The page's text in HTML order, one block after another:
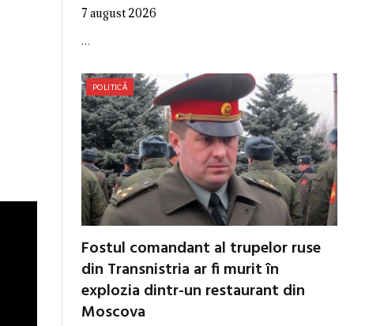
7 august 2026
…
POLITICĂ
Fostul comandant al trupelor ruse
din Transnistria ar fi murit în
explozia dintr-un restaurant din
Moscova